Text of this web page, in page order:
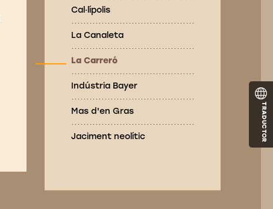
TRADUCTOR
Cal·lípolis
La Canaleta
La Carreró
Indústria Bayer
Mas d'en Gras
Jaciment neolític